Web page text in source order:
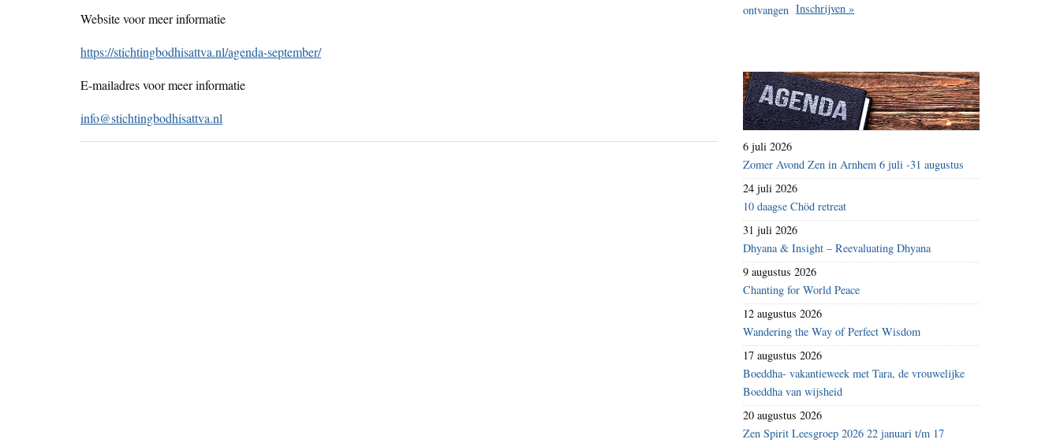
Website voor meer informatie
https://stichtingbodhisattva.nl/agenda-september/
E-mailadres voor meer informatie
info@stichtingbodhisattva.nl
Inschrijven »
6 juli 2026
Zomer Avond Zen in Arnhem 6 juli -31 augustus
24 juli 2026
10 daagse Chöd retreat
31 juli 2026
Dhyana & Insight – Reevaluating Dhyana
9 augustus 2026
Chanting for World Peace
12 augustus 2026
Wandering the Way of Perfect Wisdom
17 augustus 2026
Boeddha- vakantieweek met Tara, de vrouwelijke
Boeddha van wijsheid
20 augustus 2026
Zen Spirit Leesgroep 2026 22 januari t/m 17